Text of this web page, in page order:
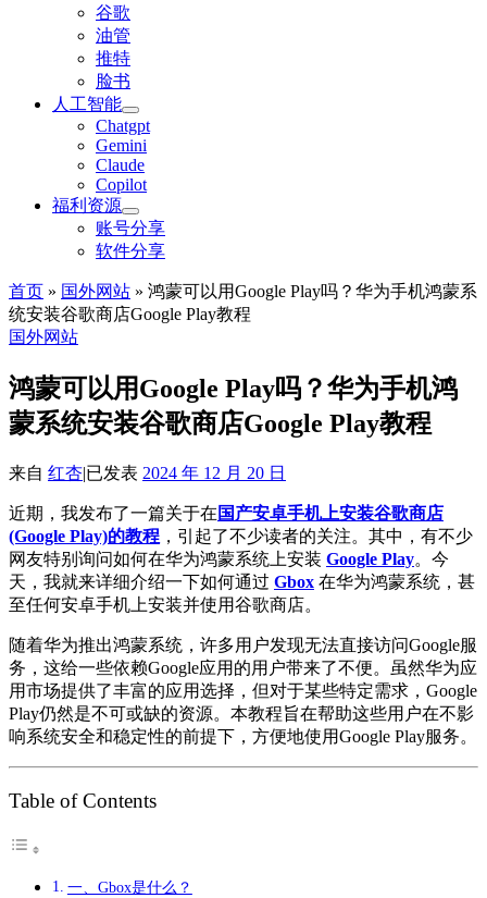
谷歌
油管
推特
脸书
人工智能
Chatgpt
‎Gemini
Claude
Copilot
福利资源
账号分享
软件分享
首页 » 国外网站 » 鸿蒙可以用Google Play吗？华为手机鸿蒙系
统安装谷歌商店Google Play教程
国外网站
鸿蒙可以用Google Play吗？华为手机鸿
蒙系统安装谷歌商店Google Play教程
来自 红杏|已发表 2024 年 12 月 20 日
近期，我发布了一篇关于在 国产安卓手机上安装谷歌商店
(Google Play)的教程 ，引起了不少读者的关注。其中，有不少
网友特别询问如何在华为鸿蒙系统上安装 Google Play。今
天，我就来详细介绍一下如何通过 Gbox 在华为鸿蒙系统，甚
至任何安卓手机上安装并使用谷歌商店。
随着华为推出鸿蒙系统，许多用户发现无法直接访问Google服
务，这给一些依赖Google应用的用户带来了不便。虽然华为应
用市场提供了丰富的应用选择，但对于某些特定需求，Google
Play仍然是不可或缺的资源。本教程旨在帮助这些用户在不影
响系统安全和稳定性的前提下，方便地使用Google Play服务。
Table of Contents
一、Gbox是什么？